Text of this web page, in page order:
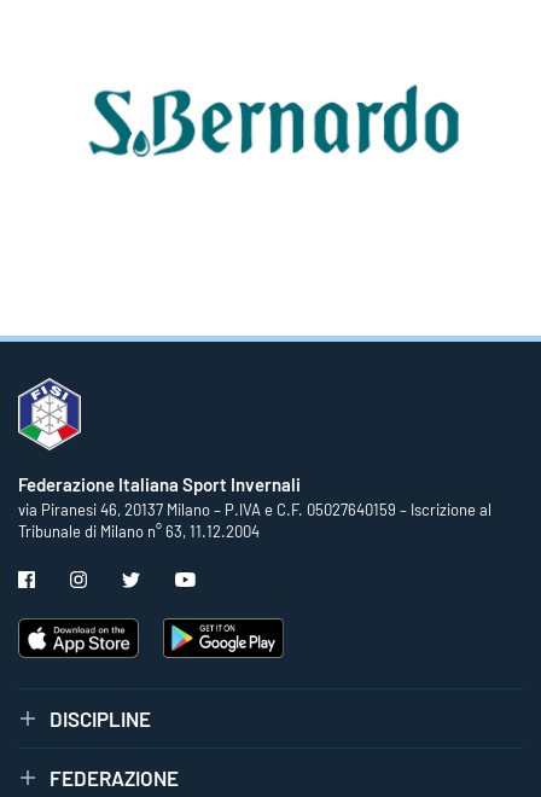
Federazione Italiana Sport Invernali
via Piranesi 46, 20137 Milano – P.IVA e C.F. 05027640159 – Iscrizione al
Tribunale di Milano n° 63, 11.12.2004
DISCIPLINE
FEDERAZIONE